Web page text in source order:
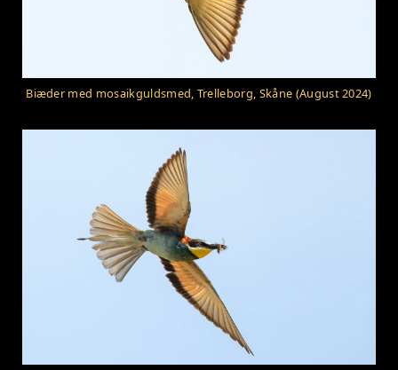
Biæder med mosaikguldsmed, Trelleborg, Skåne (August 2024)